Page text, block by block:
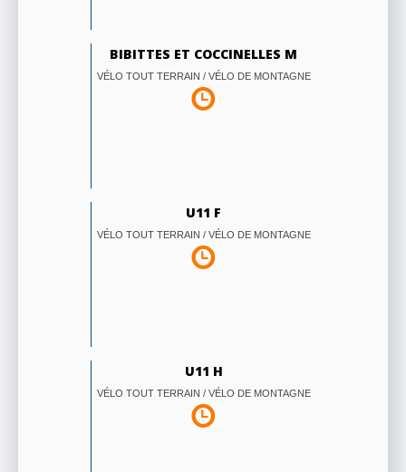
BIBITTES ET COCCINELLES M
VÉLO TOUT TERRAIN / VÉLO DE MONTAGNE
U11 F
VÉLO TOUT TERRAIN / VÉLO DE MONTAGNE
U11 H
VÉLO TOUT TERRAIN / VÉLO DE MONTAGNE